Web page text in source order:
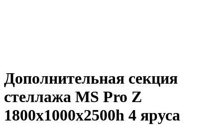
Дополнительная секция
стеллажа MS Pro Z
1800x1000х2500h 4 яруса